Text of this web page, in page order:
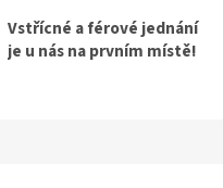
Vstřícné a férové jednání
je u nás na prvním místě!